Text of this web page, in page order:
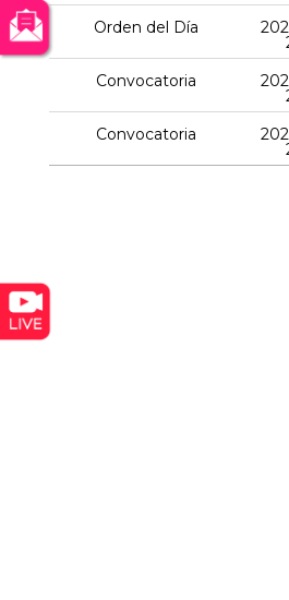
Orden del Día
Convocatoria
Convocatoria